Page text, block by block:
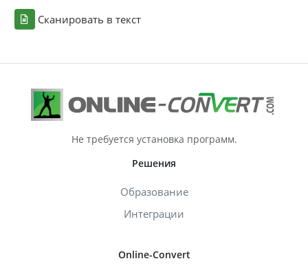
Сканировать в текст
Не требуется установка программ.
Решения
Образование
Интеграции
Online-Convert